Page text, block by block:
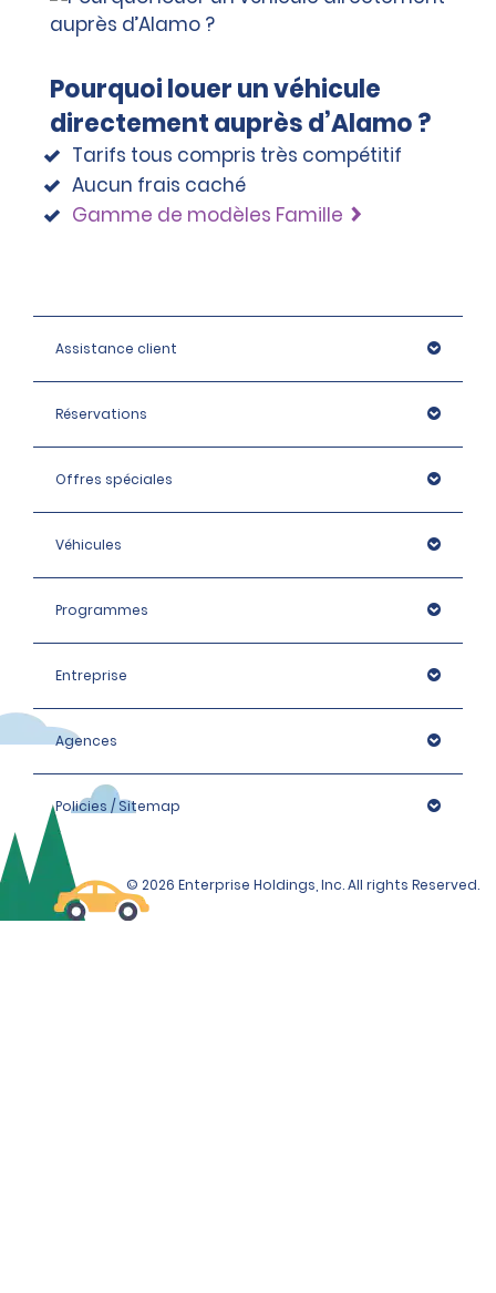
Pourquoi louer un véhicule
directement auprès d’Alamo ?
Tarifs tous compris très compétitif
Aucun frais caché
Gamme de modèles Famille
Assistance client
Réservations
Offres spéciales
Véhicules
Programmes
Entreprise
Agences
Policies / Sitemap
© 2026 Enterprise Holdings, Inc. All rights Reserved.